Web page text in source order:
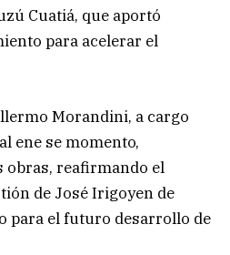
Cuatiá, que aportó
para acelerar el
Morandini, a cargo
ene se momento,
obras, reafirmando el
de José Irigoyen de
para el futuro desarrollo de